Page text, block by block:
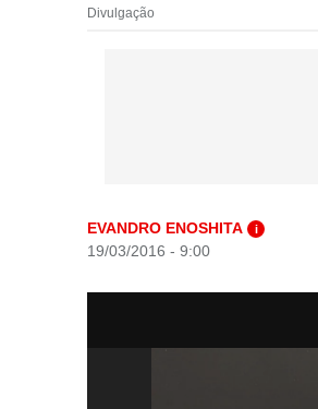
Divulgação
EVANDRO ENOSHITA i
19/03/2016 - 9:00